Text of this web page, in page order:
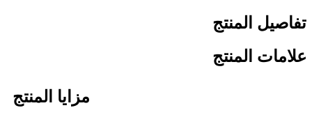
تفاصيل المنتج
علامات المنتج
مزايا المنتج